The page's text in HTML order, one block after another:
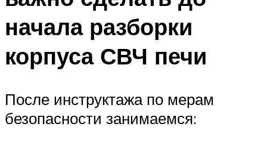
начала разборки
корпуса СВЧ печи
После инструктажа по мерам
безопасности занимаемся: